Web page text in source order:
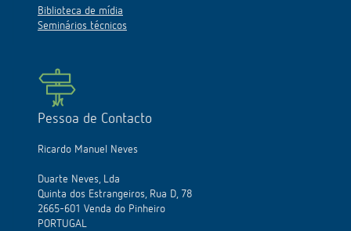
Biblioteca de mídia
Seminários técnicos
Pessoa de Contacto
Ricardo Manuel Neves
Duarte Neves, Lda
Quinta dos Estrangeiros, Rua D, 78
2665-601 Venda do Pinheiro
PORTUGAL